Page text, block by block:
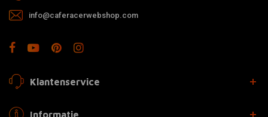
info@caferacerwebshop.com
Klantenservice
Informatie